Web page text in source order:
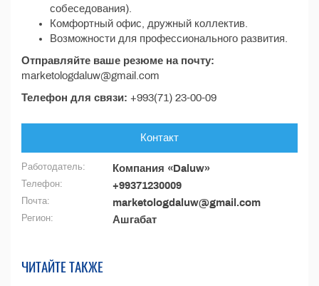
собеседования).
Комфортный офис, дружный коллектив.
Возможности для профессионального развития.
Отправляйте ваше резюме на почту:
marketologdaluw@gmail.com
Телефон для связи: +993(71) 23-00-09
Контакт
Работодатель: Компания «Daluw»
Телефон: +99371230009
Почта: marketologdaluw@gmail.com
Регион: Ашгабат
ЧИТАЙТЕ ТАКЖЕ